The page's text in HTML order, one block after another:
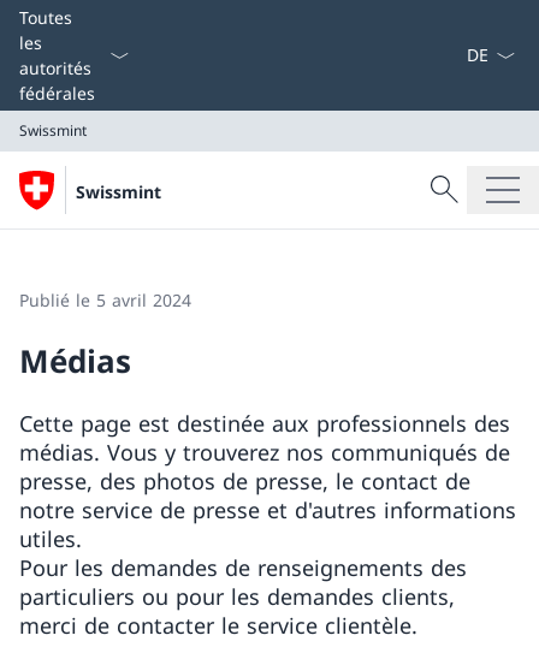
Toutes
les
autorités
fédérales
Swissmint
Swissmint
Recherche
Recherche
Publié le 5 avril 2024
Médias
Cette page est destinée aux professionnels des
médias. Vous y trouverez nos communiqués de
presse, des photos de presse, le contact de
notre service de presse et d'autres informations
utiles.
Pour les demandes de renseignements des
particuliers ou pour les demandes clients,
merci de contacter le service clientèle.